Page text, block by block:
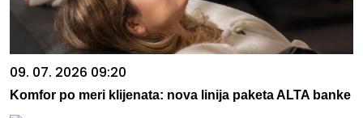
09. 07. 2026 09:20
Komfor po meri klijenata: nova linija paketa ALTA banke